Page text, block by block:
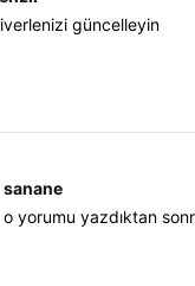
güncelleyin
sanane
o yorumu yazdıktan